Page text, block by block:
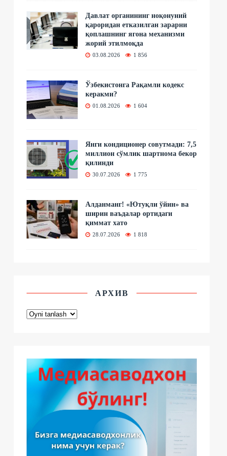
Давлат органининг ноқонуний
қароридан етказилган зарарни
қоплашнинг ягона механизми
жорий этилмоқда
03.08.2026 1 856
Ўзбекистонга Рақамли кодекс
керакми?
01.08.2026 1 604
Янги кондиционер совутмади: 7,5
миллион сўмлик шартнома бекор
қилинди
30.07.2026 1 775
Алданманг! «Ютуқли ўйин» ва
ширин ваъдалар ортидаги
қиммат хато
28.07.2026 1 818
АРХИВ